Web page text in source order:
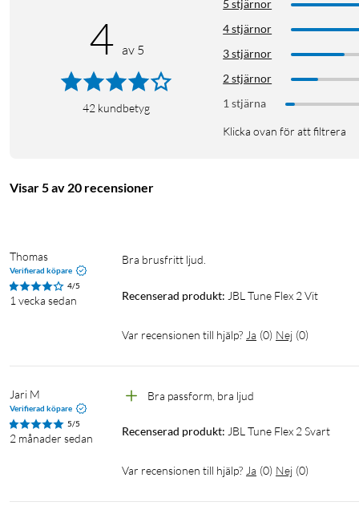
4 av 5
42 kundbetyg
5 stjärnor
4 stjärnor
3 stjärnor
2 stjärnor
1 stjärna
Klicka ovan för att filtrera
Visar 5 av 20 recensioner
Thomas
Verifierad köpare
4/5
1 vecka sedan
Bra brusfritt ljud.
Recenserad produkt: JBL Tune Flex 2 Vit
Var recensionen till hjälp? Ja (0) Nej (0)
Jari M
Verifierad köpare
5/5
2 månader sedan
Bra passform, bra ljud
Recenserad produkt: JBL Tune Flex 2 Svart
Var recensionen till hjälp? Ja (0) Nej (0)